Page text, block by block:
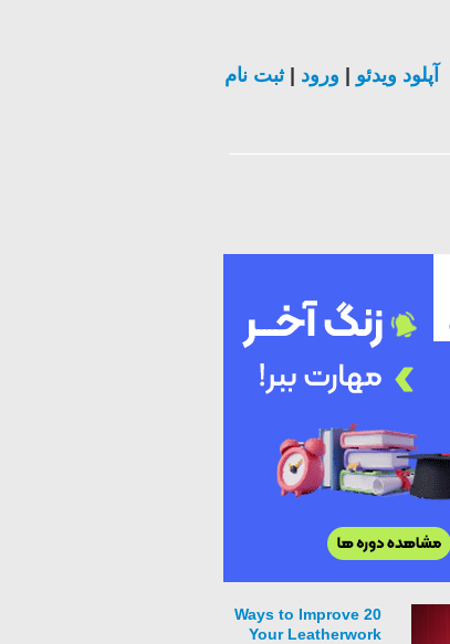
آپلود ویدئو ورود |ثبت نام
20 Ways to Improve
Your Leatherwork